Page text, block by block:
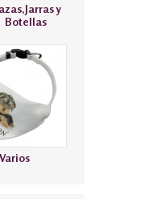
y
Botellas
Varios